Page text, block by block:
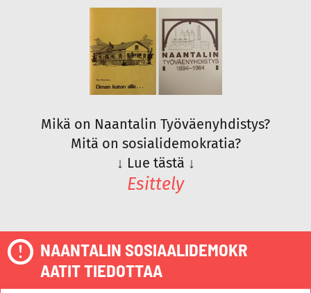
Mikä on Naantalin Työväenyhdistys?
Mitä on sosialidemokratia?
↓ Lue tästä ↓
Esittely
NAANTALIN SOSIAALIDEMOKR
AATIT TIEDOTTAA